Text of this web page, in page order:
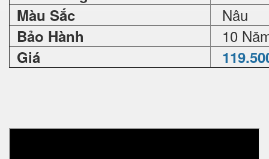
Màu Sắc Nâu
Bảo Hành 10
Giá